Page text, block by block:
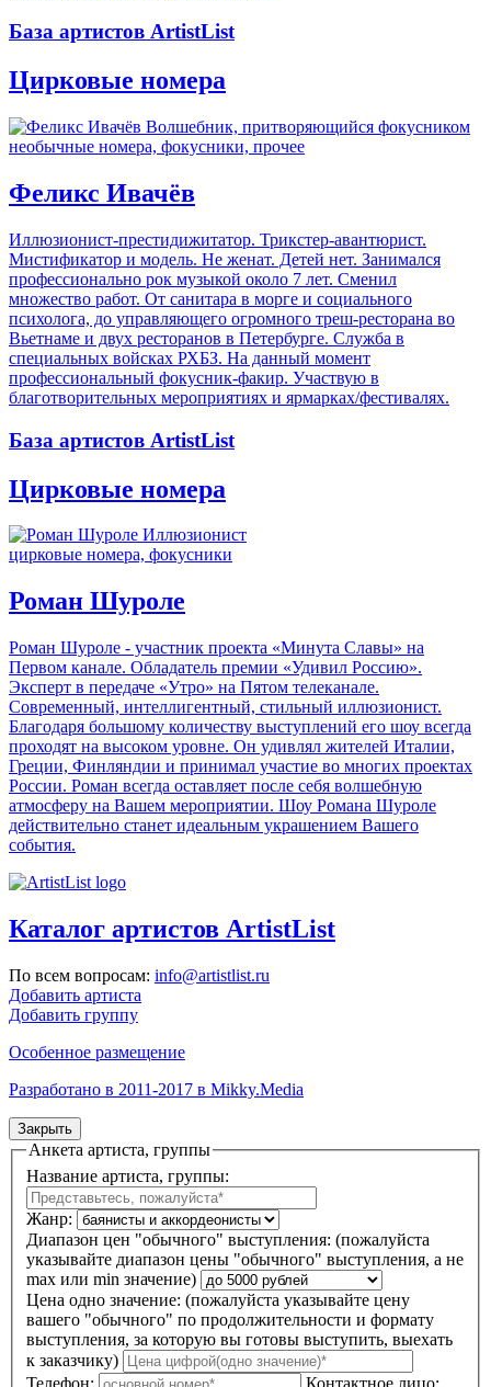
База артистов ArtistList
Цирковые номера
необычные номера, фокусники, прочее
Феликс Ивачёв
Иллюзионист-престидижитатор. Трикстер-авантюрист.
Мистификатор и модель. Не женат. Детей нет. Занимался
профессионально рок музыкой около 7 лет. Сменил
множество работ. От санитара в морге и социального
психолога, до управляющего огромного треш-ресторана во
Вьетнаме и двух ресторанов в Петербурге. Служба в
специальных войсках РХБЗ. На данный момент
профессиональный фокусник-факир. Участвую в
благотворительных мероприятиях и ярмарках/фестивалях.
База артистов ArtistList
Цирковые номера
цирковые номера, фокусники
Роман Шуроле
Роман Шуроле - участник проекта «Минута Славы» на
Первом канале. Обладатель премии «Удивил Россию».
Эксперт в передаче «Утро» на Пятом телеканале.
Современный, интеллигентный, стильный иллюзионист.
Благодаря большому количеству выступлений его шоу всегда
проходят на высоком уровне. Он удивлял жителей Италии,
Греции, Финляндии и принимал участие во многих проектах
России. Роман всегда оставляет после себя волшебную
атмосферу на Вашем мероприятии. Шоу Романа Шуроле
действительно станет идеальным украшением Вашего
события.
Каталог артистов ArtistList
По всем вопросам: info@artistlist.ru
Добавить артиста
Добавить группу
Особенное размещение
Разработано в 2011-2017 в Mikky.Media
Закрыть
Анкета артиста, группы
Название артиста, группы:
Жанр:
Диапазон цен "обычного" выступления:
указывайте диапазон цены "обычного" выступления, а не
max или min значение)
Цена одно значение:
вашего "обычного" по продолжительности и формату
выступления, за которую вы готовы выступить, выехать
к заказчику)
Телефон:
Контактное лицо: